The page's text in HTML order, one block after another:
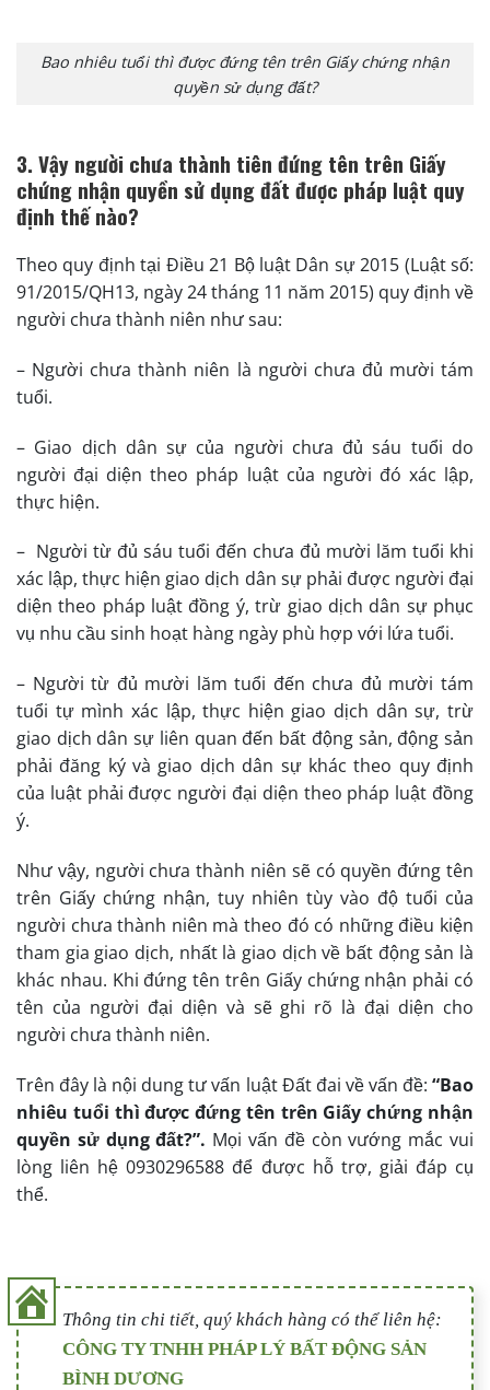
Bao nhiêu tuổi thì được đứng tên trên Giấy chứng nhận
quyền sử dụng đất?
3. Vậy người chưa thành tiên đứng tên trên Giấy
chứng nhận quyền sử dụng đất được pháp luật quy
định thế nào?
Theo quy định tại Điều 21 Bộ luật Dân sự 2015 (Luật số:
91/2015/QH13, ngày 24 tháng 11 năm 2015) quy định về
người chưa thành niên như sau:
– Người chưa thành niên là người chưa đủ mười tám
tuổi.
– Giao dịch dân sự của người chưa đủ sáu tuổi do
người đại diện theo pháp luật của người đó xác lập,
thực hiện.
– Người từ đủ sáu tuổi đến chưa đủ mười lăm tuổi khi
xác lập, thực hiện giao dịch dân sự phải được người đại
diện theo pháp luật đồng ý, trừ giao dịch dân sự phục
vụ nhu cầu sinh hoạt hàng ngày phù hợp với lứa tuổi.
– Người từ đủ mười lăm tuổi đến chưa đủ mười tám
tuổi tự mình xác lập, thực hiện giao dịch dân sự, trừ
giao dịch dân sự liên quan đến bất động sản, động sản
phải đăng ký và giao dịch dân sự khác theo quy định
của luật phải được người đại diện theo pháp luật đồng
ý.
Như vậy, người chưa thành niên sẽ có quyền đứng tên
trên Giấy chứng nhận, tuy nhiên tùy vào độ tuổi của
người chưa thành niên mà theo đó có những điều kiện
tham gia giao dịch, nhất là giao dịch về bất động sản là
khác nhau. Khi đứng tên trên Giấy chứng nhận phải có
tên của người đại diện và sẽ ghi rõ là đại diện cho
người chưa thành niên.
Trên đây là nội dung tư vấn luật Đất đai về vấn đề: “Bao
nhiêu tuổi thì được đứng tên trên Giấy chứng nhận
quyền sử dụng đất?”. Mọi vấn đề còn vướng mắc vui
lòng liên hệ 0930296588 để được hỗ trợ, giải đáp cụ
thể.
Thông tin chi tiết, quý khách hàng có thể liên hệ:
CÔNG TY TNHH PHÁP LÝ BẤT ĐỘNG SẢN
BÌNH DƯƠNG